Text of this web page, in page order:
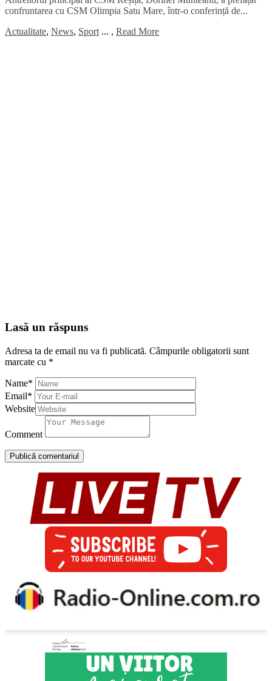
confruntarea cu CSM Olimpia Satu Mare, într-o conferință de...
Actualitate, News, Sport ... , Read More
Lasă un răspuns
Adresa ta de email nu va fi publicată. Câmpurile obligatorii sunt
marcate cu *
Name*
Email*
Website
Comment